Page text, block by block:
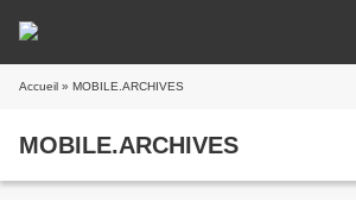
Accueil » MOBILE.ARCHIVES
MOBILE.ARCHIVES